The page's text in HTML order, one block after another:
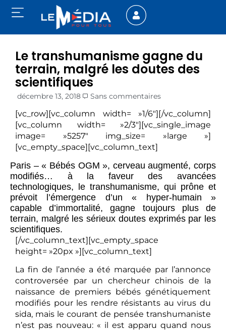
Le transhumanisme gagne du
terrain, malgré les doutes des
scientifiques
décembre 13, 2018 Sans commentaires
[vc_row][vc_column width= »1/6″][/vc_column]
[vc_column width= »2/3″][vc_single_image
image= »5257″ img_size= »large »]
[vc_empty_space][vc_column_text]
Paris – « Bébés OGM », cerveau augmenté, corps
modifiés… à la faveur des avancées
technologiques, le transhumanisme, qui prône et
prévoit l’émergence d’un « hyper-humain »
capable d’immortalité, gagne toujours plus de
terrain, malgré les sérieux doutes exprimés par les
scientifiques.
[/vc_column_text][vc_empty_space
height= »20px »][vc_column_text]
La fin de l’année a été marquée par l’annonce
controversée par un chercheur chinois de la
naissance de premiers bébés génétiquement
modifiés pour les rendre résistants au virus du
sida, mais le courant de pensée transhumaniste
n’est pas nouveau: « il est apparu quand nous